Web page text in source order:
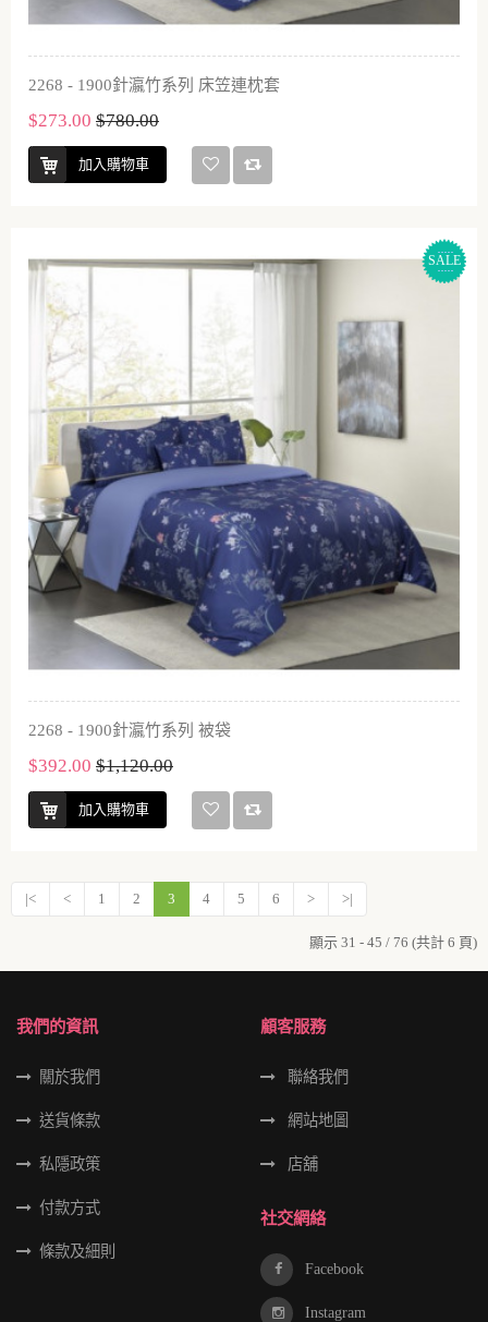
2268 - 1900針瀛竹系列 床笠連枕套
$273.00 $780.00
加入購物車
SALE
2268 - 1900針瀛竹系列 被袋
$392.00 $1,120.00
加入購物車
|< < 1 2 3 4 5 6 > >|
顯示 31 - 45 / 76 (共計 6 頁)
我們的資訊
關於我們
送貨條款
私隱政策
付款方式
條款及細則
顧客服務
聯絡我們
網站地圖
店舖
社交網絡
Facebook
Instagram